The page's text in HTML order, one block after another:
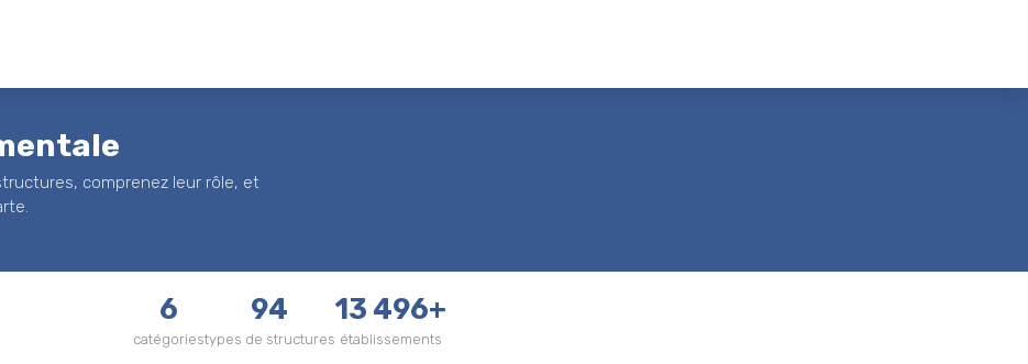
comprenez leur rôle, et
6
catégories
94
types de structures
13 496+
établissements